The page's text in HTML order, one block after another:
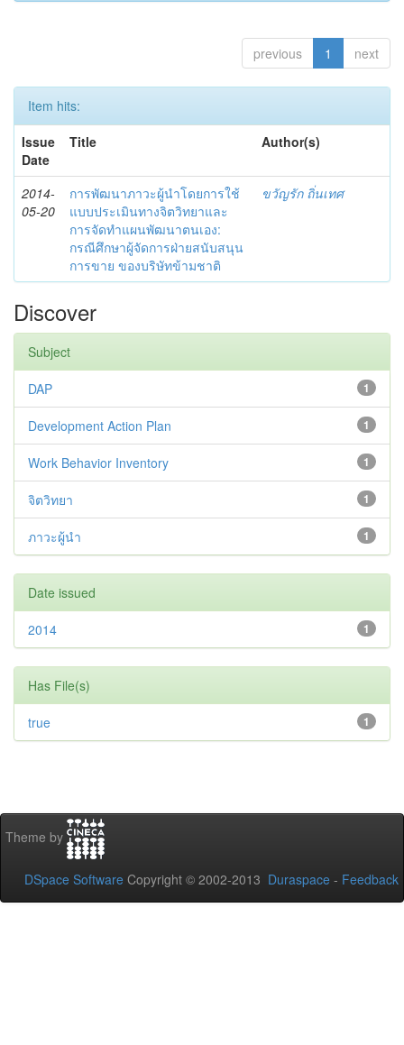
previous 1 next
Item hits:
Issue
Date
Title Author(s)
2014-
05-20
การพัฒนาภาวะผู้นำโดยการใช้
แบบประเมินทางจิตวิทยาและ
การจัดทำแผนพัฒนาตนเอง:
กรณีศึกษาผู้จัดการฝ่ายสนับสนุน
การขาย ของบริษัทข้ามชาติ
ขวัญรัก ถิ่นเทศ
Discover
Subject
1
DAP
1
Development Action Plan
1
Work Behavior Inventory
1
จิตวิทยา
1
ภาวะผู้นำ
Date issued
1
2014
Has File(s)
1
true
Theme by
DSpace Software Copyright © 2002-2013 Duraspace - Feedback